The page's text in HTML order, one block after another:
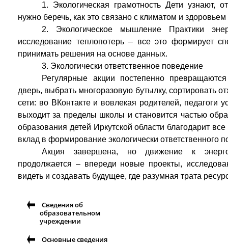
1. Экологическая грамотность Дети узнают,
нужно беречь, как это связано с климатом и
2. Экологическое мышление Практики
исследование теплопотерь – все это формирует
принимать решения на основе данных.
3. Экологически ответственное поведение
Регулярные акции постепенно
дверь, выбрать многоразовую бутылку, сортировать
сети: во ВКонтакте и вовлекая родителей, педагоги
выходит за пределы школы и становится частью
образования детей Иркутской области благодарит
вклад в формирование экологически ответственного
Акция завершена, но движение к
продолжается – впереди новые проекты,
видеть и создавать будущее, где разумная трата
Сведения об
образовательном
учреждении
Основные сведения